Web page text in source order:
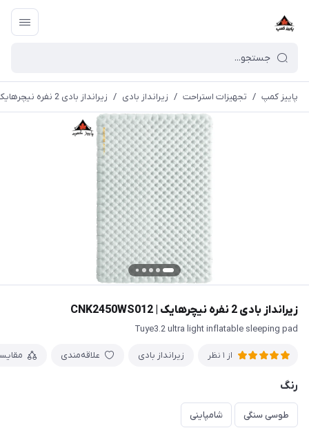
پاییز کمپ / تجهیزات استراحت / زیرانداز بادی / زیرانداز بادی 2 نفره نیچرهایک | CNK2450WS012
زیرانداز بادی 2 نفره نیچرهایک | CNK2450WS012
Tuye3.2 ultra light inflatable sleeping pad
از 1 نظر زیرانداز بادی علاقه‌مندی
رنگ
طوسی سنگی شامپاینی